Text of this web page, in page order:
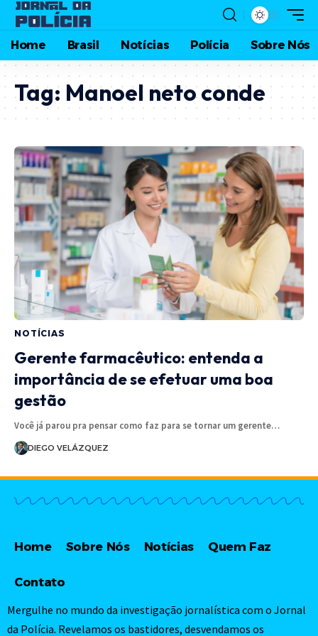
Home Brasil Notícias Polícia Sobre Nós
Tag: Manoel neto conde
NOTÍCIAS
Gerente farmacêutico: entenda a
importância de se efetuar uma boa
gestão
Você já parou pra pensar como faz para se tornar um gerente…
DIEGO VELÁZQUEZ
Home Sobre Nós Notícias Quem Faz
Contato
Mergulhe no mundo da investigação jornalística com o Jornal
da Polícia. Revelamos os bastidores, desvendamos os